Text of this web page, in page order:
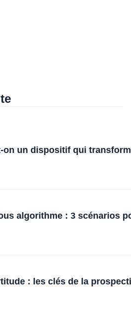
on un dispositif qui
algorithme : 3 scénarios
: les clés de la